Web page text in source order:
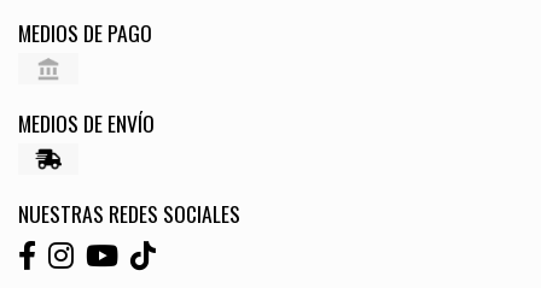
MEDIOS DE PAGO
MEDIOS DE ENVÍO
NUESTRAS REDES SOCIALES